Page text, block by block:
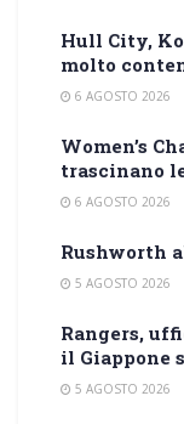
Hull City,
molto
6 AGOSTO 2026
Women’s
trascinano
6 AGOSTO 2026
Rushworth
5 AGOSTO 2026
Rangers,
il Giappone
5 AGOSTO 2026